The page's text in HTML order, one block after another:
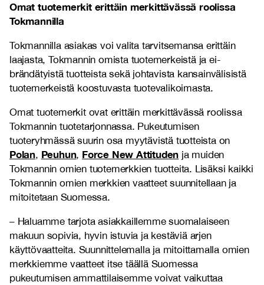
Omat tuotemerkit erittäin merkittävässä roolissa
Tokmannilla
Tokmannilla asiakas voi valita tarvitsemansa erittäin
laajasta, Tokmannin omista tuotemerkeistä ja ei-
brändätyistä tuotteista sekä johtavista kansainvälisistä
tuotemerkeistä koostuvasta tuotevalikoimasta.
Omat tuotemerkit ovat erittäin merkittävässä roolissa
Tokmannin tuotetarjonnassa. Pukeutumisen
tuoteryhmässä suurin osa myytävistä tuotteista on
Polan, Peuhun, Force New Attituden ja muiden
Tokmannin omien tuotemerkkien tuotteita. Lisäksi kaikki
Tokmannin omien merkkien vaatteet suunnitellaan ja
mitoitetaan Suomessa.
– Haluamme tarjota asiakkaillemme suomalaiseen
makuun sopivia, hyvin istuvia ja kestäviä arjen
käyttövaatteita. Suunnittelemalla ja mitoittamalla omien
merkkiemme vaatteet itse täällä Suomessa
pukeutumisen ammattilaisemme voivat vaikuttaa